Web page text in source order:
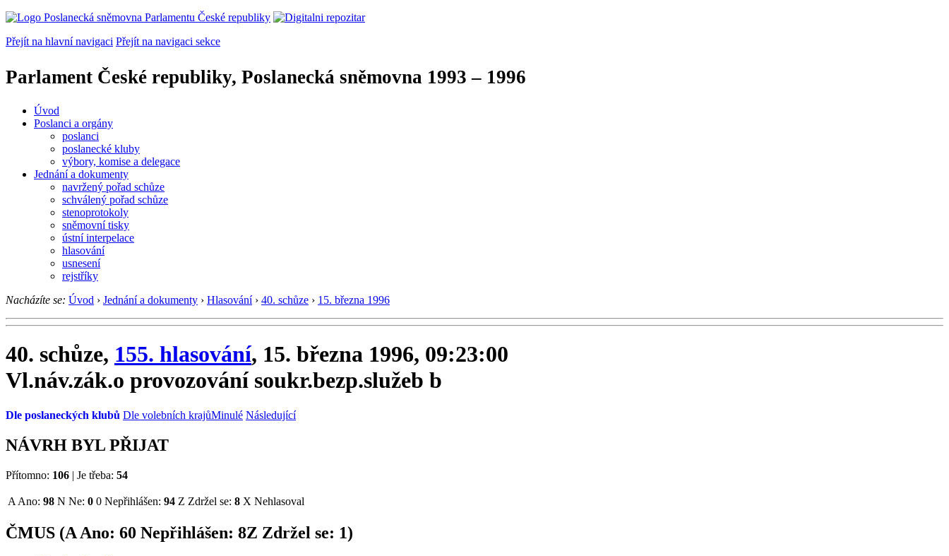
Přejít na hlavní navigaci Přejít na navigaci sekce
Parlament České republiky, Poslanecká sněmovna 1993 – 1996
Úvod
Poslanci a orgány
poslanci
poslanecké kluby
výbory, komise a delegace
Jednání a dokumenty
navržený pořad schůze
schválený pořad schůze
stenoprotokoly
sněmovní tisky
ústní interpelace
hlasování
usnesení
rejstříky
Nacházíte se: Úvod › Jednání a dokumenty › Hlasování › 40. schůze › 15. března 1996
40. schůze, 155. hlasování, 15. března 1996, 09:23:00
Vl.náv.zák.o provozování soukr.bezp.služeb b
Dle poslaneckých klubů Dle volebních krajůMinulé Následující
NÁVRH BYL PŘIJAT
Přítomno: 106 | Je třeba: 54
A Ano: 98 N Ne: 0 0 Nepřihlášen: 94 Z Zdržel se: 8 X Nehlasoval
ČMUS (AAno: 60 Nepřihlášen: 8Z Zdržel se: 1)